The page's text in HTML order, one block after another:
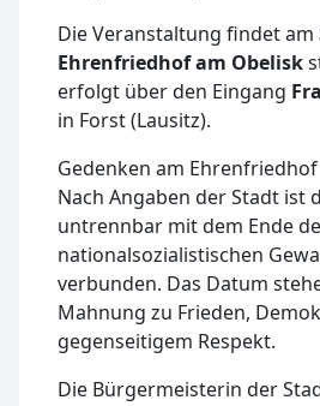
Die Veranstaltung findet am
Ehrenfriedhof am Obelisk
erfolgt über den Eingang
in Forst (Lausitz).
Gedenken am Ehrenfriedhof
Nach Angaben der Stadt ist
untrennbar mit dem Ende
nationalsozialistischen
verbunden. Das Datum
Mahnung zu Frieden,
gegenseitigem Respekt.
Die Bürgermeisterin der